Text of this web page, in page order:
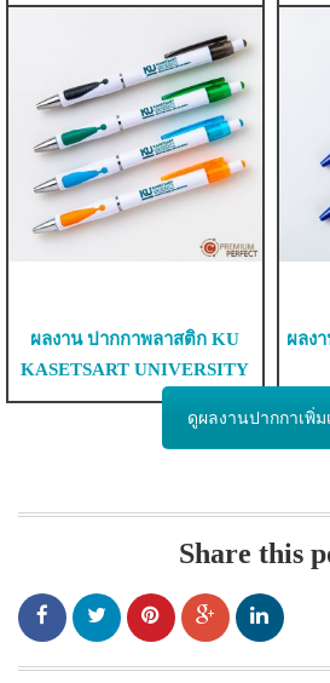
ผลงาน ปากกาพลาสติก KU
KASETSART UNIVERSITY
ผลง
ดูผลงานปากกาเพิ่ม
Share this